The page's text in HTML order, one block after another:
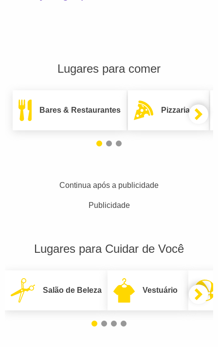
Lugares para comer
Bares & Restaurantes Pizzarias
Continua após a publicidade
Publicidade
Lugares para Cuidar de Você
Salão de Beleza Vestuário